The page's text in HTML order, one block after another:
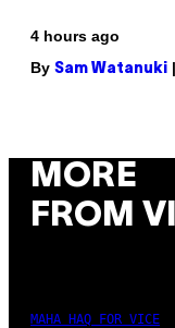
4 hours ago
By Sam Watanuki
MORE
FROM
MAHA HAQ FOR VICE